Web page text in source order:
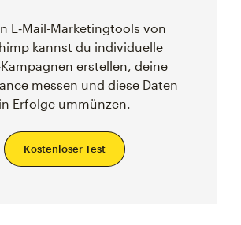
E‑Mail-Marketingtools von
kannst du individuelle
Kampagnen erstellen, deine
messen und diese Daten
in Erfolge ummünzen.
Kostenloser Test